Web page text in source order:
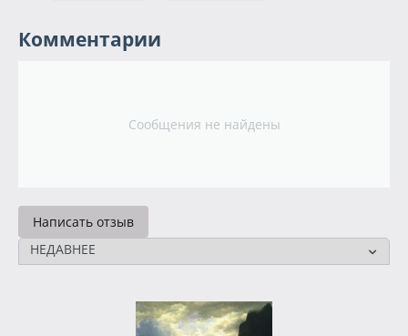
Комментарии
Сообщения не найдены
Написать отзыв
НЕДАВНЕЕ